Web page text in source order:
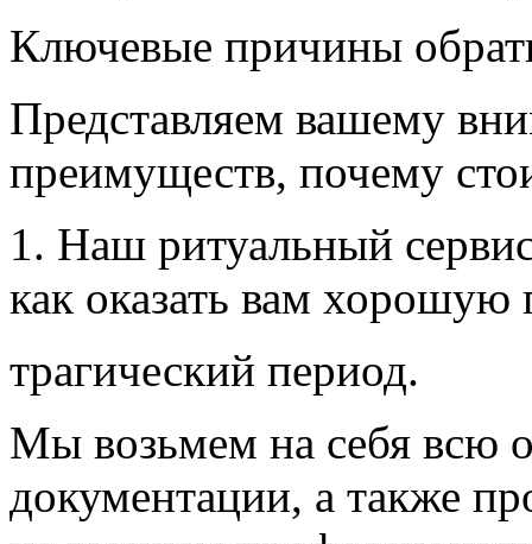
Ключевые причины
Представляем вашему
преимуществ, почему
1. Наш ритуальный
как оказать вам хорошую
трагический период.
Мы возьмем на себя всю
документации, а также